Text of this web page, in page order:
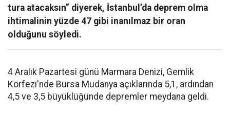
tura atacaksın” diyerek, İstanbul’da deprem olma
ihtimalinin yüzde 47 gibi inanılmaz bir oran
olduğunu söyledi.
4 Aralık Pazartesi günü Marmara Denizi, Gemlik
Körfezi'nde Bursa Mudanya açıklarında 5,1, ardından
4,5 ve 3,5 büyüklüğünde depremler meydana geldi.